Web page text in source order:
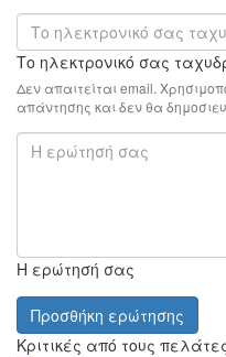
Το ηλεκτρονικό σας
Δεν απαιτείται email.
απάντησης και δεν θα
Η ερώτησή σας
Προσθήκη ερώτησης
Κριτικές από τους